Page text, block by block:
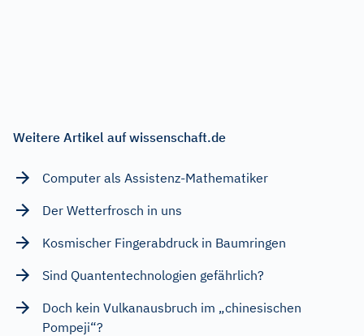
Weitere Artikel auf wissenschaft.de
Computer als Assistenz-Mathematiker
Der Wetterfrosch in uns
Kosmischer Fingerabdruck in Baumringen
Sind Quantentechnologien gefährlich?
Doch kein Vulkanausbruch im „chinesischen
Pompeji“?